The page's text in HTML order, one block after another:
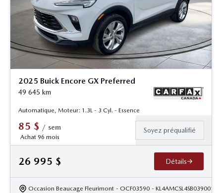
2025 Buick Encore GX Preferred
49 645 km
Automatique, Moteur: 1.3L - 3 Cyl. - Essence
85 $ / sem
Achat 96 mois
Soyez préqualifié
26 995 $ Détails
Occasion Beaucage Fleurimont - OCF03590 - KL4AMCSL4SB039001